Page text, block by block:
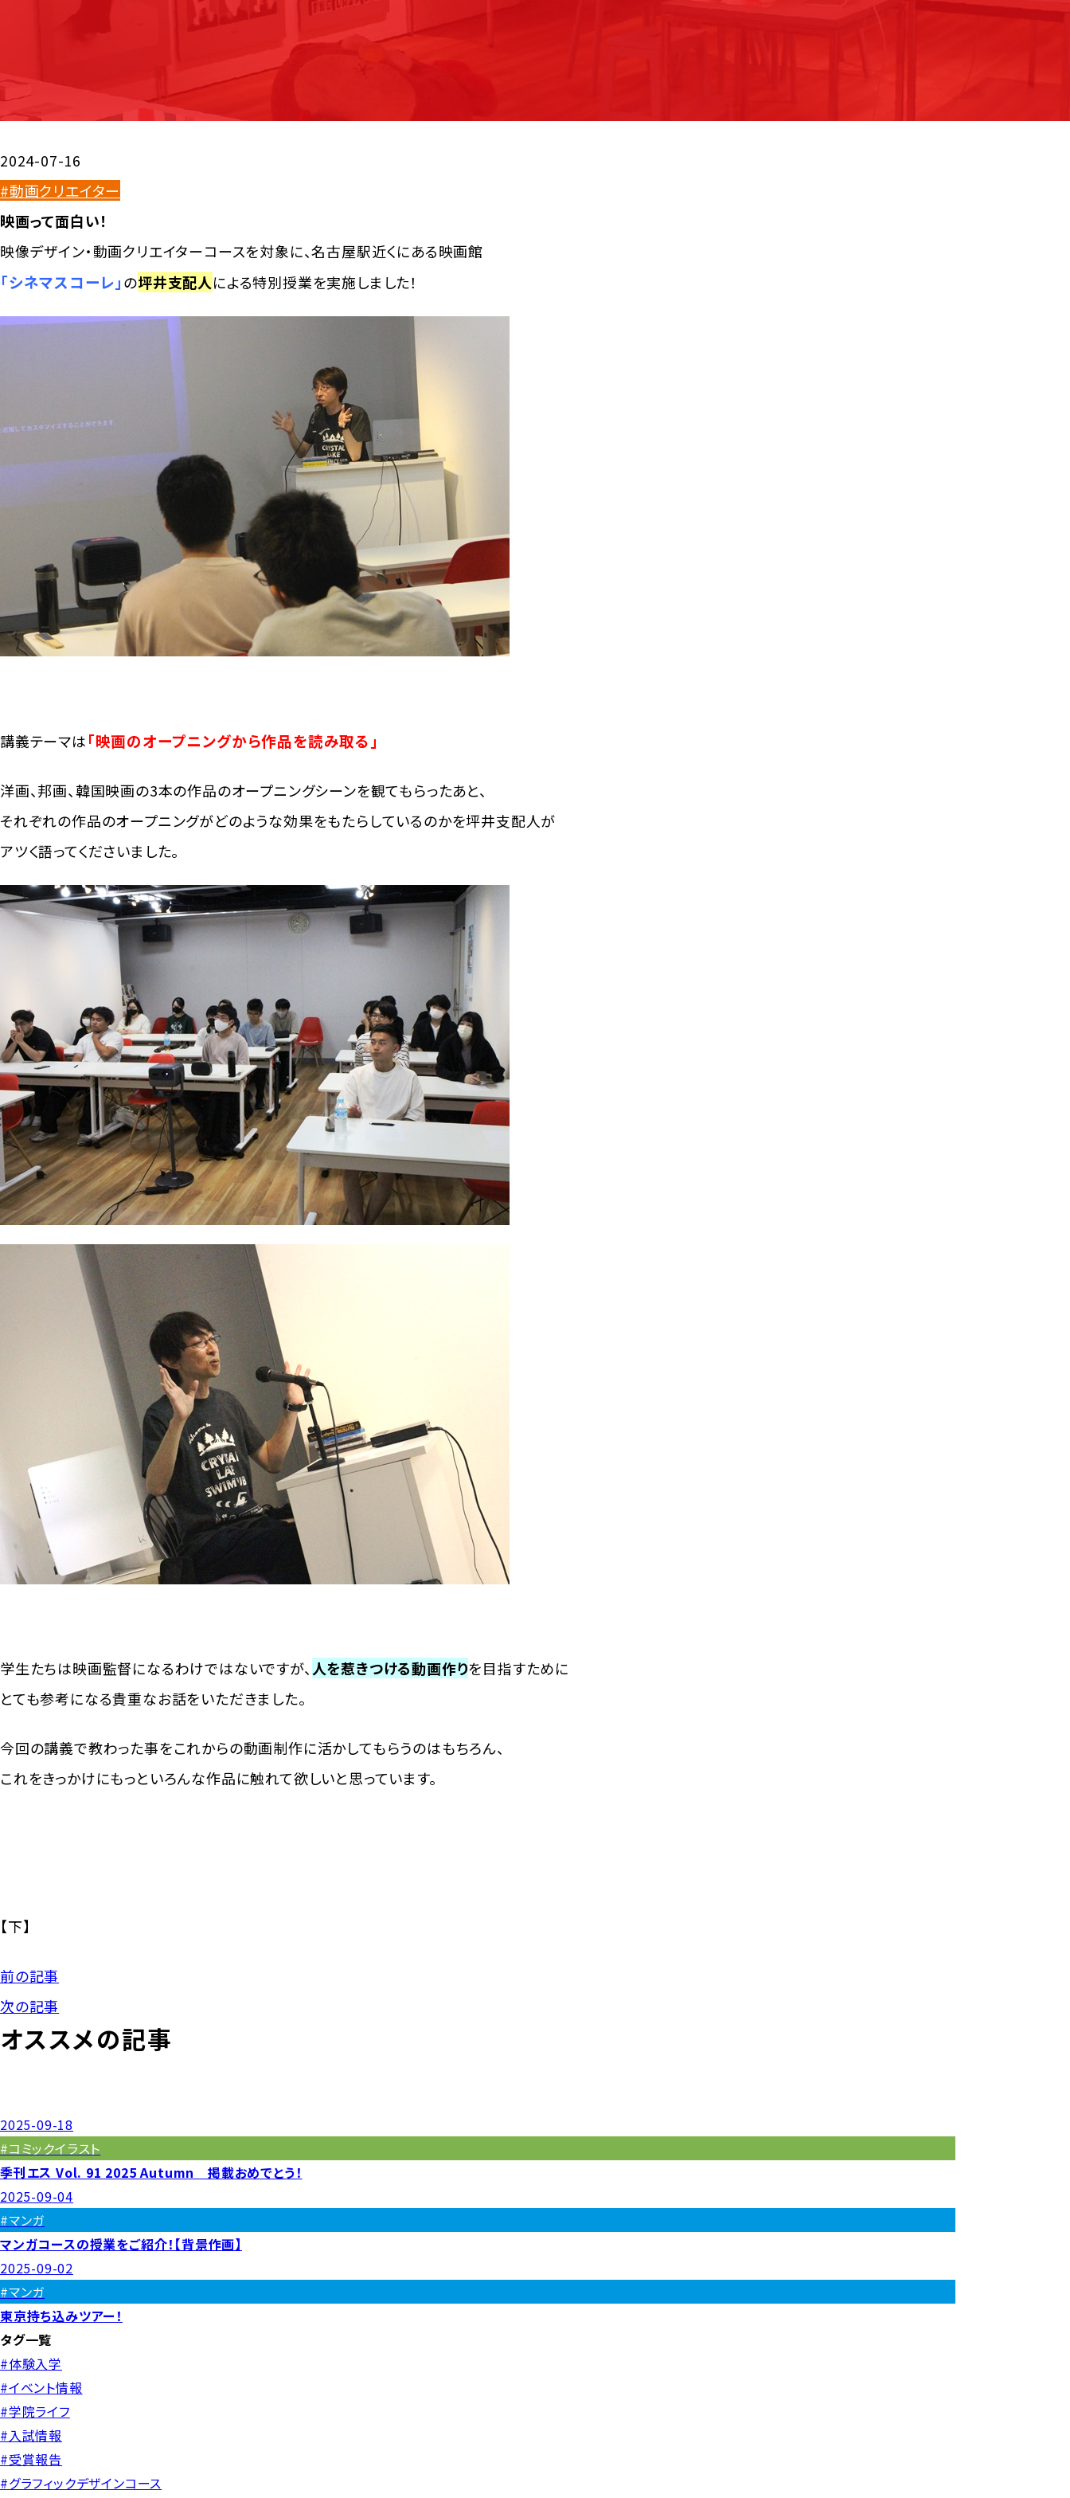
2024-07-16
#動画クリエイター
映画って面白い！
映像デザイン・動画クリエイターコースを対象に、名古屋駅近くにある映画館
「シネマスコーレ」の坪井支配人による特別授業を実施しました！
講義テーマは「映画のオープニングから作品を読み取る」
洋画、邦画、韓国映画の3本の作品のオープニングシーンを観てもらったあと、
それぞれの作品のオープニングがどのような効果をもたらしているのかを坪井支配人が
アツく語ってくださいました。
学生たちは映画監督になるわけではないですが、 人を惹きつける動画作りを目指すために
とても参考になる貴重なお話をいただきました。
今回の講義で教わった事をこれからの動画制作に活かしてもらうのはもちろん、
これをきっかけにもっといろんな作品に触れて欲しいと思っています。
【下】
前の記事
次の記事
オススメの記事
2025-09-18
#コミックイラスト
季刊エス Vol. 91 2025 Autumn 掲載おめでとう！
2025-09-04
#マンガ
マンガコースの授業をご紹介！【背景作画】
2025-09-02
#マンガ
東京持ち込みツアー！
タグ一覧
#体験入学
#イベント情報
#学院ライフ
#入試情報
#受賞報告
#グラフィックデザインコース